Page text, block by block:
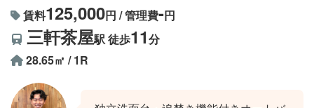
賃料125,000円 / 管理費-円
三軒茶屋駅 徒歩11分
28.65㎡ / 1R